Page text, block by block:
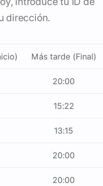
dirección.
Más tarde (Final)
20:00
15:22
13:15
20:00
20:00